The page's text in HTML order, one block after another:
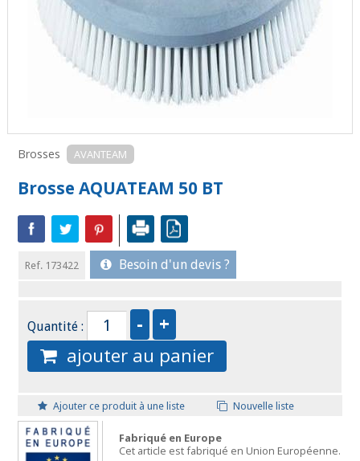
Brosses AVANTEAM
Brosse AQUATEAM 50 BT
Ref. 173422 Besoin d'un devis ?
Quantité :
ajouter au panier
Ajouter ce produit à une liste Nouvelle liste
Fabriqué en Europe
Cet article est fabriqué en Union Européenne.